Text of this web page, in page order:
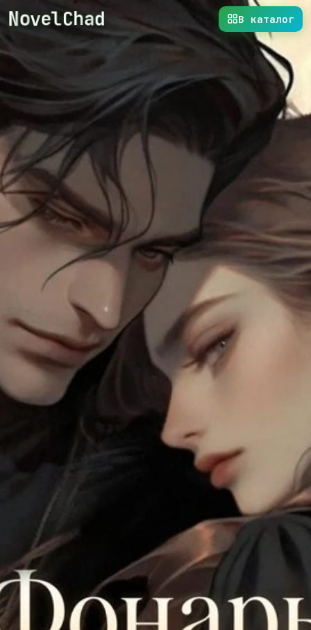
NovelChad В каталог